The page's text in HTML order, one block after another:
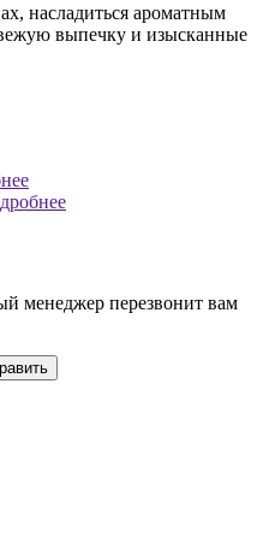
насладиться ароматным
выпечку и изысканные
менеджер перезвонит вам